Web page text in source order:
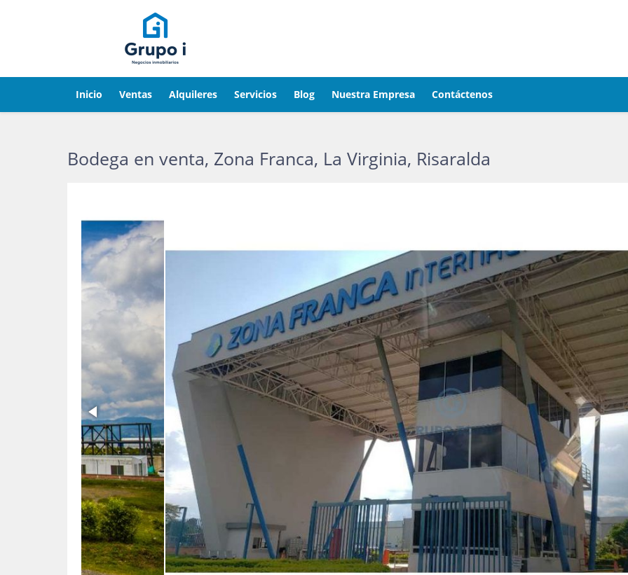
Inicio Ventas Alquileres Servicios Blog Nuestra Empresa Contáctenos
Bodega en venta, Zona Franca, La Virginia, Risaralda